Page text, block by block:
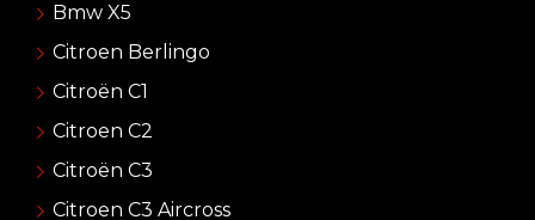
Bmw X5
Citroen Berlingo
Citroën C1
Citroen C2
Citroën C3
Citroen C3 Aircross